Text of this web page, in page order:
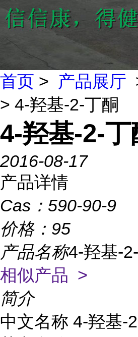
首页 > 产品展厅
> 4-羟基-2-丁酮
4-羟基-2-丁
2016-08-17
产品详情
Cas： 590-90-9
价格： 95
产品名称4-羟基-
相似产品 >
简介
中文名称 4-羟基-